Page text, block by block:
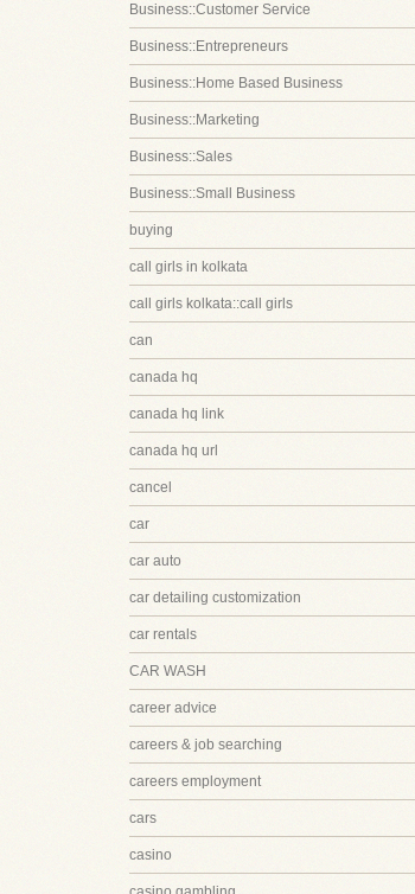
Business::Customer Service
Business::Entrepreneurs
Business::Home Based Business
Business::Marketing
Business::Sales
Business::Small Business
buying
call girls in kolkata
call girls kolkata::call girls
can
canada hq
canada hq link
canada hq url
cancel
car
car auto
car detailing customization
car rentals
CAR WASH
career advice
careers & job searching
careers employment
cars
casino